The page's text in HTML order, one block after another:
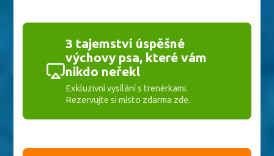
3 tajemství úspěšné
výchovy psa, které vám
nikdo neřekl
Exkluzivní vysílání s trenérkami.
Rezervujte si místo zdarma zde.